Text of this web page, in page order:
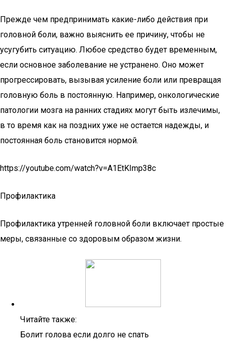
Прежде чем предпринимать какие-либо действия при
головной боли, важно выяснить ее причину, чтобы не
усугубить ситуацию. Любое средство будет временным,
если основное заболевание не устранено. Оно может
прогрессировать, вызывая усиление боли или превращая
головную боль в постоянную. Например, онкологические
патологии мозга на ранних стадиях могут быть излечимы,
в то время как на поздних уже не остается надежды, и
постоянная боль становится нормой.
https://youtube.com/watch?v=A1EtKImp38c
Профилактика
Профилактика утренней головной боли включает простые
меры, связанные со здоровым образом жизни.
Читайте также:
Болит голова если долго не спать